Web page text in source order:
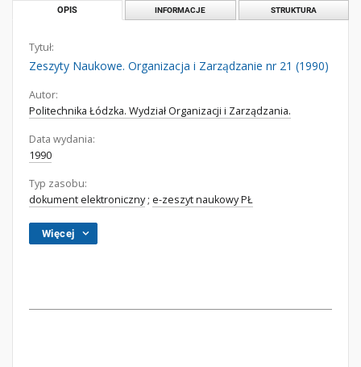
OPIS INFORMACJE STRUKTURA
Tytuł:
Zeszyty Naukowe. Organizacja i Zarządzanie nr 21 (1990)
Autor:
Politechnika Łódzka. Wydział Organizacji i Zarządzania.
Data wydania:
1990
Typ zasobu:
dokument elektroniczny; e-zeszyt naukowy PŁ
Więcej